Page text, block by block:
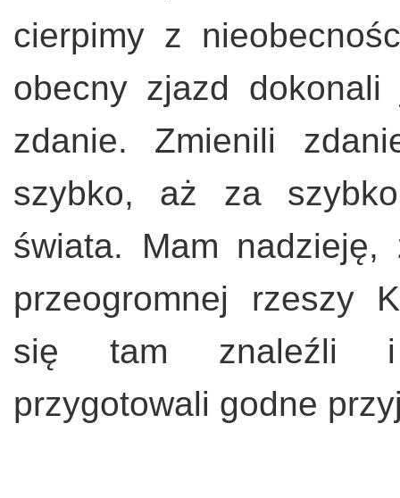
cierpimy z
obecny zjazd
zdanie. Zmienili
szybko, aż za
świata. Mam
przeogromnej rzeszy
się tam znaleźli i
przygotowali godne